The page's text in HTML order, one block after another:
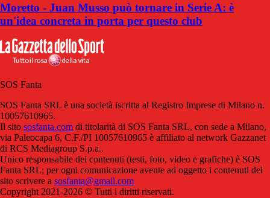
Moretto - Juan Musso può tornare in Serie A: è
un'idea concreta in porta per questo club
SOS Fanta
SOS Fanta SRL è una società iscritta al Registro Imprese di Milano n.
10057610965.
Il sito sosfanta.com di titolarità di SOS Fanta SRL, con sede a Milano,
via Paleocapa 6, C.F./PI 10057610965 è affiliato al network Gazzanet
di RCS Mediagroup S.p.a..
Unico responsabile dei contenuti (testi, foto, video e grafiche) è SOS
Fanta SRL; per ogni comunicazione avente ad oggetto i contenuti del
sito scrivere a sosfanta@gmail.com
Copyright 2021-2026 © Tutti i diritti riservati.